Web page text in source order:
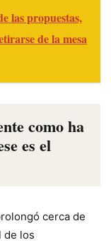
las propuestas,
de la mesa
como ha
es el
cerca de
de los